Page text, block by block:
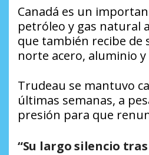
Canadá es un
petróleo y gas natural
que también recibe de
norte acero, aluminio
Trudeau se mantuvo
últimas semanas, a
presión para que
“Su largo silencio